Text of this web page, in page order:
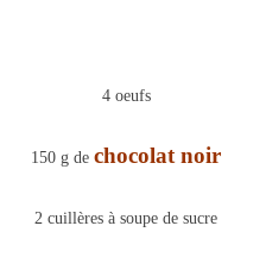
4 oeufs
150 g de chocolat noir
2 cuillères à soupe de sucre